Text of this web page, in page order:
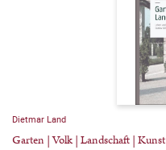
Dietmar Land
Garten | Volk | Landschaft | Kunst